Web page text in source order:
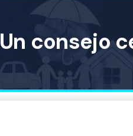
Un consejo